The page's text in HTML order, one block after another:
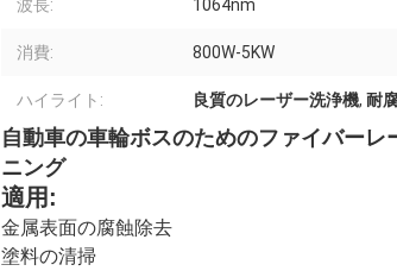
波長: 1064nm
消費: 800W-5KW
ハイライト: 良質のレーザー洗浄機, 耐
自動車の車輪ボスのためのファイバー
ニング
適用:
金属表面の腐蝕除去
塗料の清掃